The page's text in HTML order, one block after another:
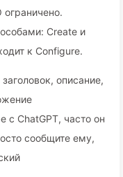
ограничено.
Create и
к Configure.
описание,
с ChatGPT, часто он
сообщите ему,